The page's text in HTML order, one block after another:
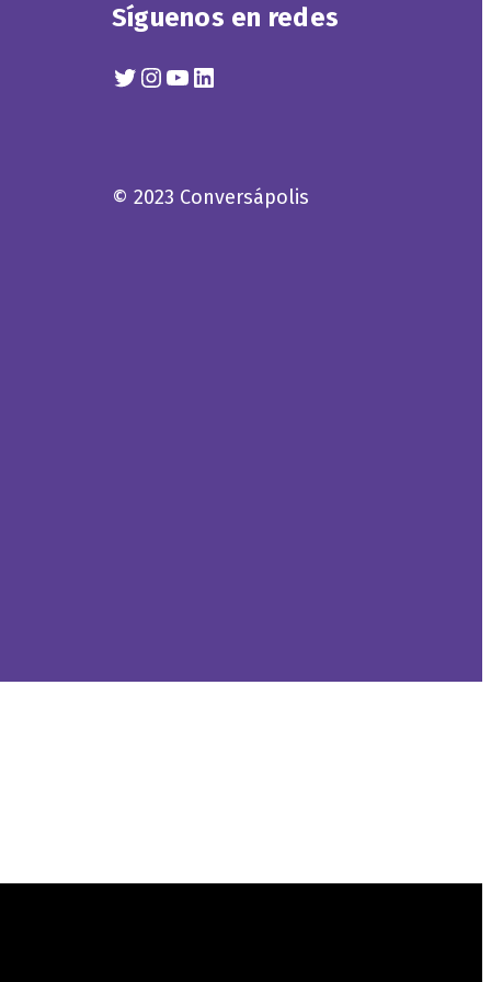
Síguenos en redes
Twitter
Instagram
YouTube
Linkedin
© 2023 Conversápolis